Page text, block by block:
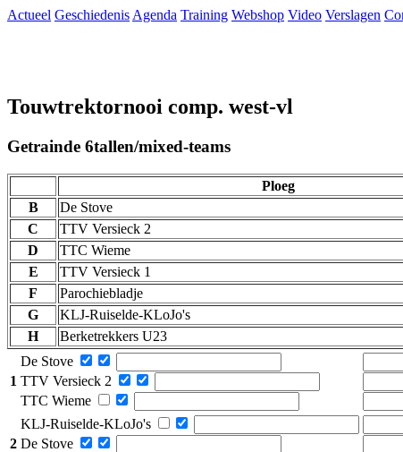
Actueel Geschiedenis Agenda Training Webshop Video Verslagen
Touwtrektornooi comp. west-vl
Getrainde 6tallen/mixed-teams
Ploeg
B
De Stove
C
TTV Versieck 2
D
TTC Wieme
E
TTV Versieck 1
F
Parochiebladje
G
KLJ-Ruiselde-KLoJo's
H
Berketrekkers U23
1
De Stove
TTV Versieck 2
TTC Wieme
2
KLJ-Ruiselde-KLoJo's
De Stove